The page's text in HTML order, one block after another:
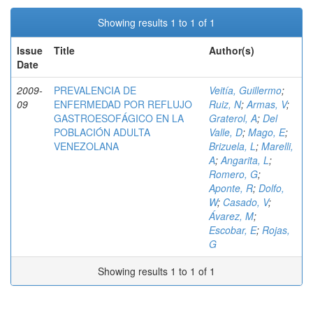
Showing results 1 to 1 of 1
Issue
Date
Title Author(s)
2009-
09
PREVALENCIA DE
ENFERMEDAD POR REFLUJO
GASTROESOFÁGICO EN LA
POBLACIÓN ADULTA
VENEZOLANA
Veitía, Guillermo;
Ruiz, N;Armas, V;
Graterol, A; Del
Valle, D; Mago, E;
Brizuela, L; Marelli,
A;Angarita, L;
Romero, G;
Aponte, R; Dolfo,
W; Casado, V;
Ávarez, M;
Escobar, E; Rojas,
G
Showing results 1 to 1 of 1